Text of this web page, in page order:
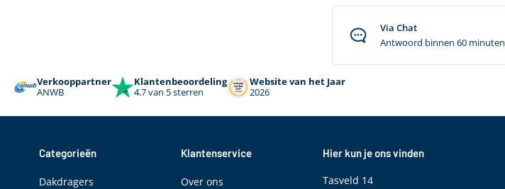
Kan met slot worden afgesloten
City crash test-gecertificeerd
Ja
Aanbevolen maximale snelheid
Via Chat
Antwoord binnen 60 minuten
Verkooppartner
ANWB
Klantenbeoordeling
4.7 van 5 sterren
Website van het Jaar
2026
Categorieën
Dakdragers
Klantenservice
Over ons
Hier kun je ons vinden
Tasveld 14